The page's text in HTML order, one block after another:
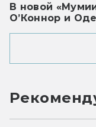
В новой
О’Коннор и